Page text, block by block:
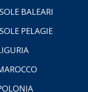
BALEARI
PELAGIE